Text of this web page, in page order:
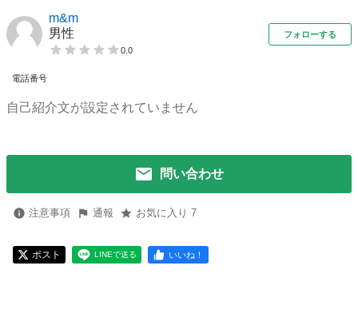
m&m
男性
0.0
フォローする
電話番号
自己紹介文が設定されていません
問い合わせ
注意事項 通報 お気に入り 7
ポスト LINEで送る いいね！